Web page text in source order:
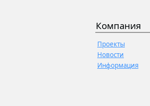
Компания
Проекты
Новости
Информация